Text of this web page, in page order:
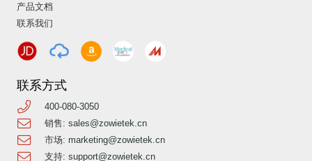
产品文档
联系我们
联系方式
400-080-3050
销售: sales@zowietek.cn
市场: marketing@zowietek.cn
支持: support@zowietek.cn